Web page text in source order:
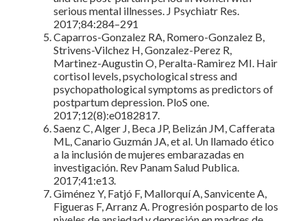
serious mental illnesses. J Psychiatr Res.
2017;84:284–291
Caparros-Gonzalez RA, Romero-Gonzalez B,
Strivens-Vilchez H, Gonzalez-Perez R,
Martinez-Augustin O, Peralta-Ramirez MI. Hair
cortisol levels, psychological stress and
psychopathological symptoms as predictors of
postpartum depression. PloS one.
2017;12(8):e0182817.
Saenz C, Alger J, Beca JP, Belizán JM, Cafferata
ML, Canario Guzmán JA, et al. Un llamado ético
a la inclusión de mujeres embarazadas en
investigación. Rev Panam Salud Publica.
2017;41:e13.
Giménez Y, Fatjó F, Mallorquí A, Sanvicente A,
Figueras F, Arranz A. Progresión posparto de los